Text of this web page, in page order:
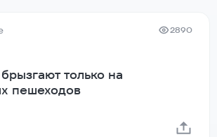
2890
только на
пешеходов